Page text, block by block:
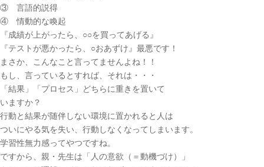
③ 言語的説得
④ 情動的な喚起
『成績が上がったら、○○を買ってあげる』
『テストが悪かったら、○おあずけ』最悪です！
まさか、こんなこと言ってませんよね！！
もし、言っているとすれば、それは・・・
「結果」「プロセス」どちらに重きを置いて
いますか？
行動と結果が随伴しない環境に置かれると人は
ついにやる気を失い、行動しなくなってしまいます。
学習性無力感ってやつですね。
ですから、親・先生は「人の意欲（＝動機づけ）」